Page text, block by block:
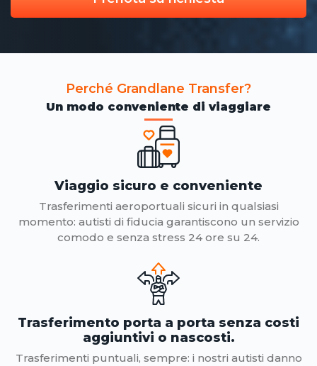
Perché Grandlane Transfer?
Un modo conveniente di viaggiare
Viaggio sicuro e conveniente
Trasferimenti aeroportuali sicuri in qualsiasi
momento: autisti di fiducia garantiscono un servizio
comodo e senza stress 24 ore su 24.
Trasferimento porta a porta senza costi
aggiuntivi o nascosti.
Trasferimenti puntuali, sempre: i nostri autisti danno